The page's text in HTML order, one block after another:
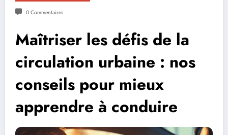
0 Commentaires
Maîtriser les défis de la
circulation urbaine : nos
conseils pour mieux
apprendre à conduire